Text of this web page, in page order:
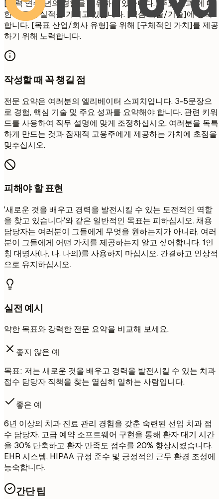
[경력 연수]년의 경험을 보유하고 있습니다. [주요 성과]에 대
한 입증된 실적을 가지고 있습니다. [핵심 기술/기술]에 능숙
합니다. [목표 산업/회사 유형]을 위해 [구체적인 가치]를 제공
하기 위해 노력합니다.
작성할 때 꼭 챙길 점
전문 요약은 여러분의 엘리베이터 스피치입니다. 3-5문장으
로 경험, 핵심 기술 및 주요 성과를 요약해야 합니다. 관련 키워
드를 사용하여 직무 설명에 맞게 조정하십시오. 여러분을 독특
하게 만드는 것과 잠재적 고용주에게 제공하는 가치에 초점을
맞추십시오.
피해야 할 표현
'새로운 것을 배우고 경력을 발전시킬 수 있는 도전적인 역할
을 찾고 있습니다'와 같은 일반적인 목표는 피하십시오. 채용
담당자는 여러분이 그들에게 무엇을 원하는지가 아니라, 여러
분이 그들에게 어떤 가치를 제공하는지 알고 싶어합니다. 1인
칭 대명사(나, 나, 나의)를 사용하지 마십시오. 간결하고 인상적
으로 유지하십시오.
실전 예시
약한 목표와 강력한 전문 요약을 비교해 보세요.
좋지 않은 예
목표: 저는 새로운 것을 배우고 경력을 발전시킬 수 있는 치과
접수 담당자 직책을 찾는 열심히 일하는 사람입니다.
좋은 예
6년 이상의 치과 진료 관리 경험을 갖춘 숙련된 선임 치과 접
수 담당자. 고급 예약 소프트웨어 구현을 통해 환자 대기 시간
을 30% 단축하고 환자 만족도 점수를 20% 향상시켰습니다.
EHR 시스템, HIPAA 규정 준수 및 긍정적인 근무 환경 조성에
능숙합니다.
간단 팁